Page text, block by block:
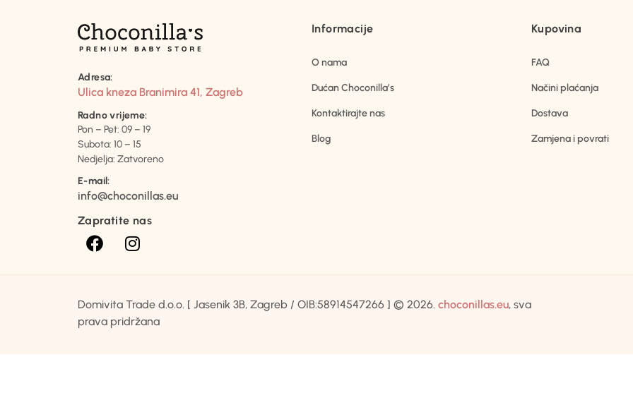
Adresa:
Ulica kneza Branimira 41, Zagreb
Radno vrijeme:
Pon – Pet: 09 – 19
Subota: 10 – 15
Nedjelja: Zatvoreno
E-mail:
info@choconillas.eu
Zapratite nas
Informacije
O nama
Dućan Choconilla’s
Kontaktirajte nas
Blog
Kupovina
FAQ
Načini plaćanja
Dostava
Zamjena i povrati
Domivita Trade d.o.o. [ Jasenik 3B, Zagreb / OIB:58914547266 ] © 2026. choconillas.eu, sva
prava pridržana